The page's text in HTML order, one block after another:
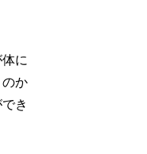
に
か
き